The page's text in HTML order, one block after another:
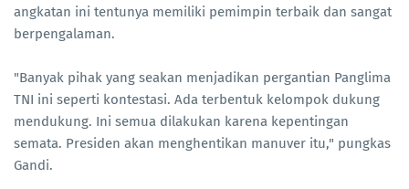
angkatan ini tentunya memiliki pemimpin terbaik dan sangat
berpengalaman.
"Banyak pihak yang seakan menjadikan pergantian Panglima
TNI ini seperti kontestasi. Ada terbentuk kelompok dukung
mendukung. Ini semua dilakukan karena kepentingan
semata. Presiden akan menghentikan manuver itu," pungkas
Gandi.